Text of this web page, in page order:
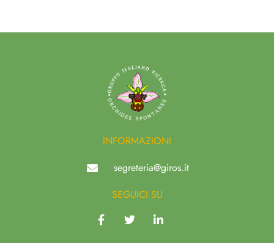
INFORMAZIONI
segreteria@giros.it
SEGUICI SU